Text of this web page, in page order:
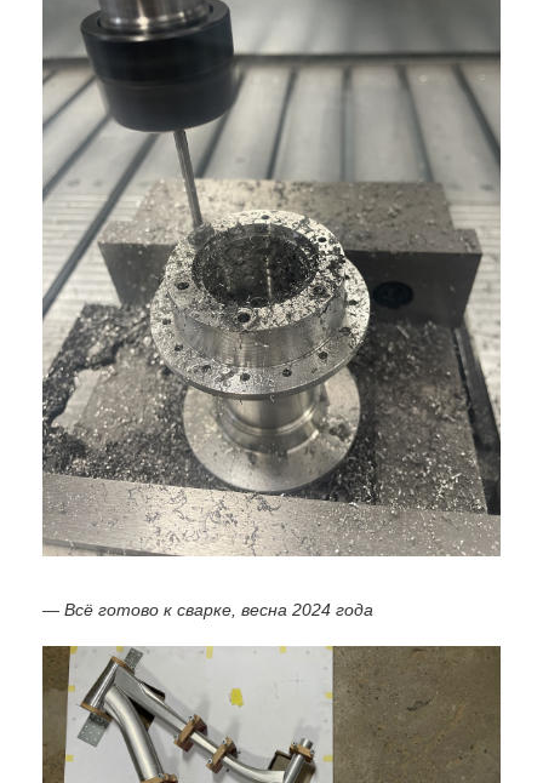
— Всё готово к сварке, весна 2024 года